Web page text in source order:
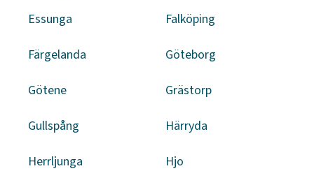
Essunga Falköping
Färgelanda Göteborg
Götene Grästorp
Gullspång Härryda
Herrljunga Hjo